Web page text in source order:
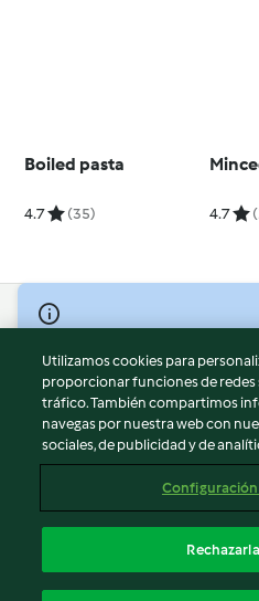
Boiled pasta
4.7 (35) 4.7
© Copyright 2026
Términos de uso
Política de privacidad
Aviso legal
Información legal
Reportar contenido
Declaración de accesibilidad
Utilizamos cookies para
proporcionar funciones de redes
tráfico. También compartimos
navegas por nuestra web con
sociales, de publicidad y de